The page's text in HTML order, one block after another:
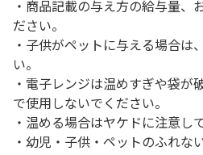
・商品記載の与え方の給与量、
ださい。
・子供がペットに与える場合は
い。
・電子レンジは温めすぎや袋が
で使用しないでください。
・温める場合はヤケドに注意し
・幼児・子供・ペットのふれな